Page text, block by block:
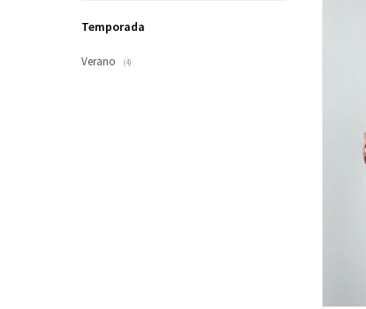
Temporada
Verano (4)